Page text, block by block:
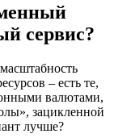
сервис?
– есть те,
валютами,
зацикленной
лучше?